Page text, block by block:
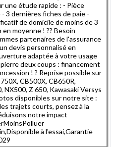
une étude rapide : - Pièce
3 dernières fiches de paie -
de domicile de moins de 3
en moyenne ! ?? Besoin
partenaires de l'assurance
devis personnalisé en
adaptée à votre usage
deux coups : financement
! ? Reprise possible sur
CB500X, CB650R,
NX500, Z 650, Kawasaki Versys
disponibles sur notre site :
trajets courts, pensez à la
notre impact
à l'essai,Garantie